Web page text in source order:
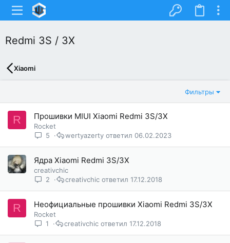
Redmi 3S / 3X
Xiaomi
Фильтры
R Прошивки MIUI Xiaomi Redmi 3S/3X
Rocket
5
06.02.2023
wertyazerty
Ядра Xiaomi Redmi 3S/3X
creativchic
2
17.12.2018
creativchic
R Неофициальные прошивки Xiaomi Redmi 3S/3X
Rocket
1
17.12.2018
creativchic